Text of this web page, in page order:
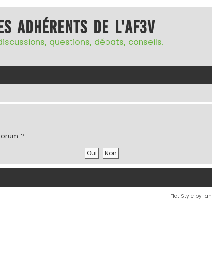
adhérents de l'AF3V
questions, débats, conseils.
?
Flat Style by